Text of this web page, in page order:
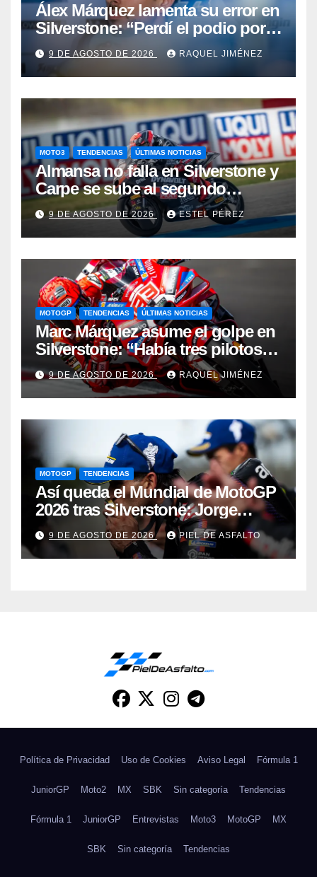
Álex Márquez lamenta su error en
Silverstone: “Perdí el podio por
un fallo inaceptable”
9 DE AGOSTO DE 2026 RAQUEL JIMÉNEZ
MOTO3 TENDENCIAS ÚLTIMAS NOTICIAS
Almansa no falla en Silverstone y
Carpe se sube al segundo
escalón del podio
9 DE AGOSTO DE 2026 ESTEL PÉREZ
MOTOGP TENDENCIAS ÚLTIMAS NOTICIAS
Marc Márquez asume el golpe en
Silverstone: “Había tres pilotos
por delante que lo hicieron
mejor”
9 DE AGOSTO DE 2026 RAQUEL JIMÉNEZ
MOTOGP TENDENCIAS
Así queda el Mundial de MotoGP
2026 tras Silverstone: Jorge
Martín golpea primero
9 DE AGOSTO DE 2026 PIEL DE ASFALTO
Política de Privacidad Uso de Cookies Aviso Legal Fórmula 1
JuniorGP Moto2 MX SBK Sin categoría Tendencias
Fórmula 1 JuniorGP Entrevistas Moto3 MotoGP MX
SBK Sin categoría Tendencias